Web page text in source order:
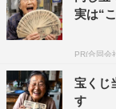
出演：矢沢永吉
©NHK
実は“
PR(合同会
宝くじ
す